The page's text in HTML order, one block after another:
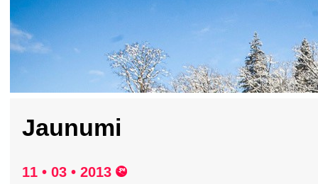
Jaunumi
11 • 03 • 2013